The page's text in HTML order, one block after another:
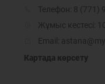
Телефон: 8 (771)
Жұмыс кестесі:
Email:
Картада көрсету